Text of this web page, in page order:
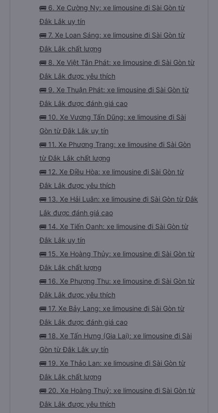
🚌 6. Xe Cường Ny: xe limousine đi Sài Gòn từ
Đắk Lắk uy tín
🚌 7. Xe Loan Sáng: xe limousine đi Sài Gòn từ
Đắk Lắk chất lượng
🚌 8. Xe Việt Tân Phát: xe limousine đi Sài Gòn từ
Đắk Lắk được yêu thích
🚌 9. Xe Thuận Phát: xe limousine đi Sài Gòn từ
Đắk Lắk được đánh giá cao
🚌 10. Xe Vương Tấn Dũng: xe limousine đi Sài
Gòn từ Đắk Lắk uy tín
🚌 11. Xe Phương Trang: xe limousine đi Sài Gòn
từ Đắk Lắk chất lượng
🚌 12. Xe Điều Hòa: xe limousine đi Sài Gòn từ
Đắk Lắk được yêu thích
🚌 13. Xe Hải Luân: xe limousine đi Sài Gòn từ Đắk
Lắk được đánh giá cao
🚌 14. Xe Tiến Oanh: xe limousine đi Sài Gòn từ
Đắk Lắk uy tín
🚌 15. Xe Hoàng Thủy: xe limousine đi Sài Gòn từ
Đắk Lắk chất lượng
🚌 16. Xe Phượng Thu: xe limousine đi Sài Gòn từ
Đắk Lắk được yêu thích
🚌 17. Xe Bảy Lang: xe limousine đi Sài Gòn từ
Đắk Lắk được đánh giá cao
🚌 18. Xe Tấn Hưng (Gia Lai): xe limousine đi Sài
Gòn từ Đắk Lắk uy tín
🚌 19. Xe Thảo Lan: xe limousine đi Sài Gòn từ
Đắk Lắk chất lượng
🚌 20. Xe Hoàng Thuỷ: xe limousine đi Sài Gòn từ
Đắk Lắk được yêu thích